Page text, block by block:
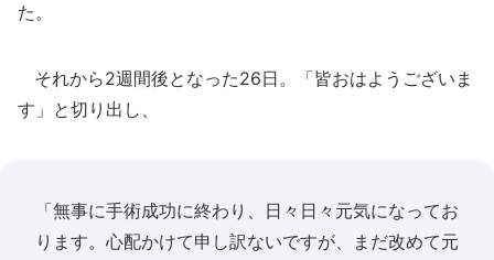
た。
それから2週間後となった26日。「皆おはようございま
す」と切り出し、
「無事に手術成功に終わり、日々日々元気になってお
ります。心配かけて申し訳ないですが、まだ改めて元